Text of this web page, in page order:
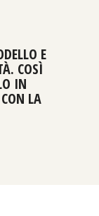
E
COSÌ
IN
LA